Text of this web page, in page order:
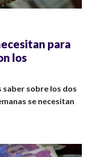
para
los
saber sobre los dos
se necesitan